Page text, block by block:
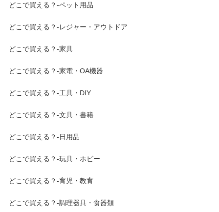
どこで買える？-ペット用品
どこで買える？-レジャー・アウトドア
どこで買える？-家具
どこで買える？-家電・OA機器
どこで買える？-工具・DIY
どこで買える？-文具・書籍
どこで買える？-日用品
どこで買える？-玩具・ホビー
どこで買える？-育児・教育
どこで買える？-調理器具・食器類